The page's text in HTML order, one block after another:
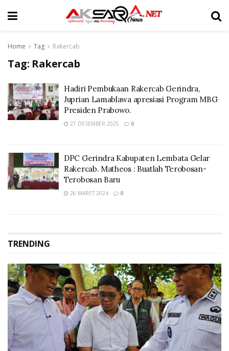
Home Tag Rakercab
Tag: Rakercab
Hadiri Pembukaan Rakercab Gerindra,
Juprian Lamablawa apresiasi Program MBG
Presiden Prabowo.
27 DESEMBER 2025 0
DPC Gerindra Kabupaten Lembata Gelar
Rakercab. Matheos : Buatlah Terobosan-
Terobosan Baru
26 MARET 2024 0
TRENDING